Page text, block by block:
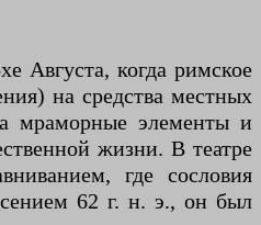
Августа, когда римское
на средства местных
мраморные элементы и
жизни. В театре
где сословия
62 г. н. э., он был